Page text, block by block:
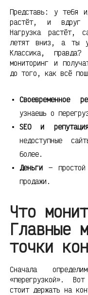
Представь: у тебя
растёт, и вдруг
Нагрузка растёт,
летят вниз, а ты
Классика,
мониторинг и
до того, как всё
Своевременное
узнаешь о
SEO и
недоступные
более.
Деньги —
продажи.
Что
Главные
точки
Сначала
«перегрузкой».
стоит держать на